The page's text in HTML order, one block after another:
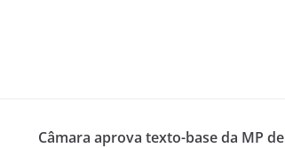
Câmara aprova texto-base da MP de